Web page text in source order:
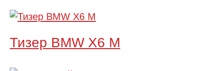
Тизер BMW X6 M